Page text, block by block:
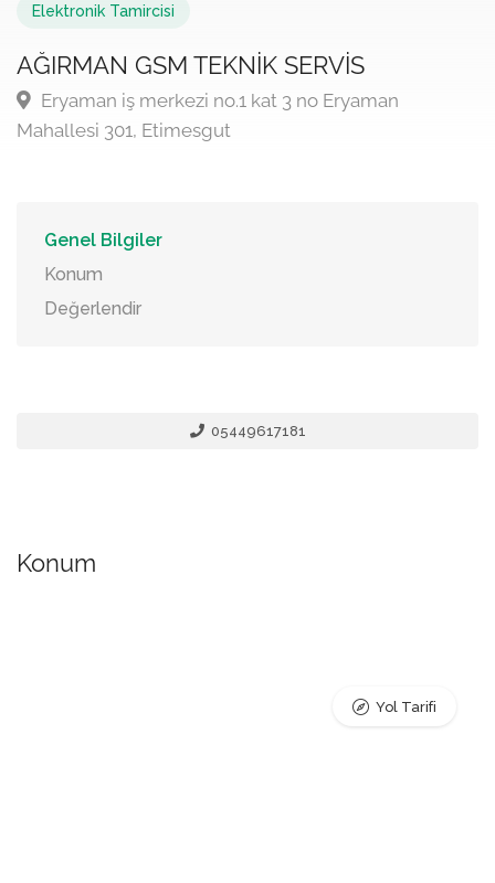
Elektronik Tamircisi
AĞIRMAN GSM TEKNİK SERVİS
Eryaman iş merkezi no.1 kat 3 no Eryaman
Mahallesi 301, Etimesgut
Genel Bilgiler
Konum
Değerlendir
05449617181
Konum
Yol Tarifi